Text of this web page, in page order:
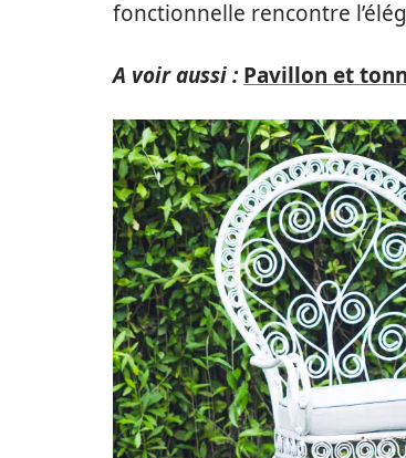
fonctionnelle rencontre
A voir aussi : Pavillon et